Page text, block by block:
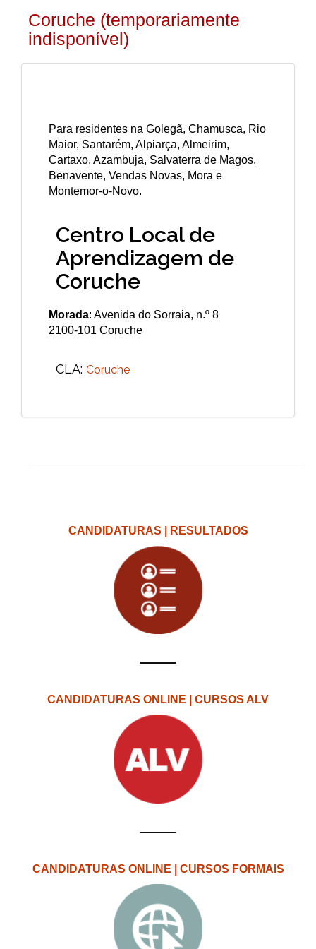
Coruche (temporariamente
indisponível)
Para residentes na Golegã, Chamusca, Rio
Maior, Santarém, Alpiarça, Almeirim,
Cartaxo, Azambuja, Salvaterra de Magos,
Benavente, Vendas Novas, Mora e
Montemor-o-Novo.
Centro Local de
Aprendizagem de
Coruche
Morada: Avenida do Sorraia, n.º 8
2100-101 Coruche
CLA: Coruche
CANDIDATURAS | RESULTADOS
CANDIDATURAS ONLINE | CURSOS ALV
CANDIDATURAS ONLINE | CURSOS FORMAIS